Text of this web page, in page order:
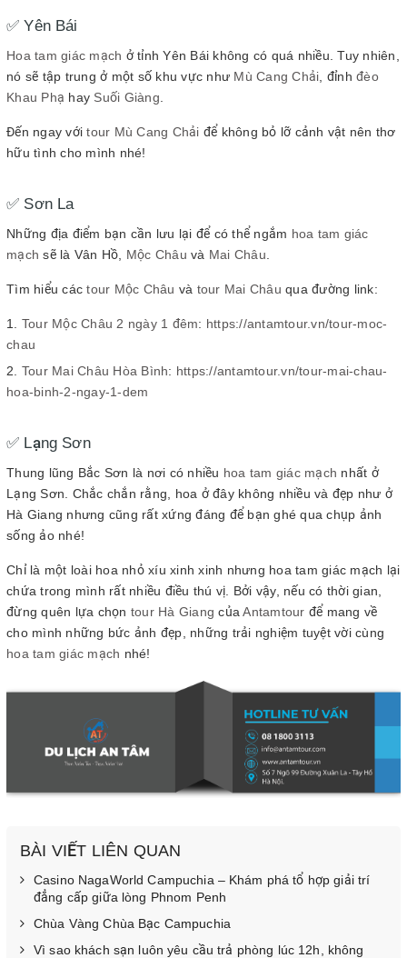
✅ Yên Bái
Hoa tam giác mạch ở tỉnh Yên Bái không có quá nhiều. Tuy nhiên,
nó sẽ tập trung ở một số khu vực như Mù Cang Chải , đỉnh đèo
Khau Phạ hay Suối Giàng
Đến ngay vớitour Mù Cang Chải để không bỏ lỡ cảnh vật nên thơ
hữu tình cho mình nhé!
✅ Sơn La
Những địa điểm bạn cần lưu lại để có thể ngắm hoa tam giác
mạch sẽ là Vân Hồ, Mộc Châu và Mai Châu
Tìm hiểu cáctour Mộc Châu và tour Mai Châu qua đường link:
Tour Mộc Châu 2 ngày 1 đêm: https://antamtour.vn/tour-moc-
chau
Tour Mai Châu Hòa Bình: https://antamtour.vn/tour-mai-chau-
hoa-binh-2-ngay-1-dem
✅ Lạng Sơn
Thung lũng Bắc Sơn là nơi có nhiều hoa tam giác mạch nhất ở
Lạng Sơn. Chắc chắn rằng, hoa ở đây không nhiều và đẹp như ở
Hà Giang nhưng cũng rất xứng đáng để bạn ghé qua chụp ảnh
sống ảo nhé!
Chỉ là một loài hoa nhỏ xíu xinh xinh nhưng hoa tam giác mạch lại
chứa trong mình rất nhiều điều thú vị. Bởi vậy, nếu có thời gian,
đừng quên lựa chọn tour Hà Giang củaAntamtour để mang về
cho mình những bức ảnh đẹp, những trải nghiệm tuyệt vời cùng
hoa tam giác mạch nhé!
BÀI VIẾT LIÊN QUAN
Casino NagaWorld Campuchia – Khám phá tổ hợp giải trí
đẳng cấp giữa lòng Phnom Penh
Chùa Vàng Chùa Bạc Campuchia
Vì sao khách sạn luôn yêu cầu trả phòng lúc 12h, không